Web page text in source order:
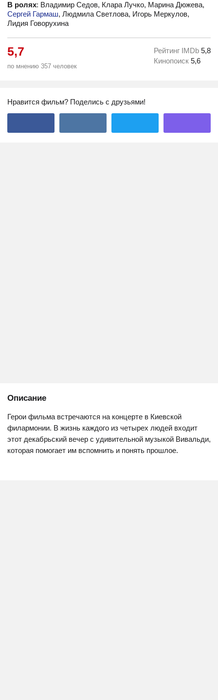
В ролях: Владимир Седов, Клара Лучко, Марина Дюжева,
Сергей Гармаш, Людмила Светлова, Игорь Меркулов,
Лидия Говорухина
5,7
по мнению 357 человек
Рейтинг IMDb 5,8
Кинопоиск 5,6
Нравится фильм? Поделись с друзьями!
Описание
Герои фильма встречаются на концерте в Киевской
филармонии. В жизнь каждого из четырех людей входит
этот декабрьский вечер с удивительной музыкой Вивальди,
которая помогает им вспомнить и понять прошлое.